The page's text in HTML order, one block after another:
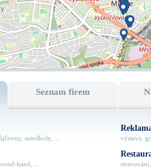
Seznam firem
autoškoly, ...
hand, ...
výstavy,